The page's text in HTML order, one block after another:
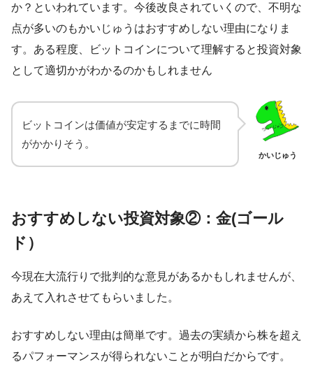
か？といわれています。今後改良されていくので、不明な
点が多いのもかいじゅうはおすすめしない理由になりま
す。ある程度、ビットコインについて理解すると投資対象
として適切かがわかるのかもしれません
かいじゅう
ビットコインは価値が安定するまでに時間
がかかりそう。
おすすめしない投資対象②：金(ゴール
ド）
今現在大流行りで批判的な意見があるかもしれませんが、
あえて入れさせてもらいました。
おすすめしない理由は簡単です。過去の実績から株を超え
るパフォーマンスが得られないことが明白だからです。